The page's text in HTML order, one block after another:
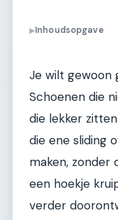
▶Inhoudsopgave
Je wilt gewoon
Schoenen die
die lekker
die ene sliding
maken, zonder
een hoekje
verder